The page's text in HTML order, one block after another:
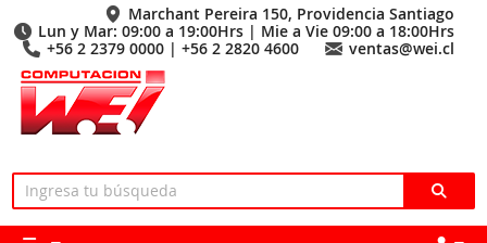
Marchant Pereira 150, Providencia Santiago
Lun y Mar: 09:00 a 19:00Hrs | Mie a Vie 09:00 a 18:00Hrs
+56 2 2379 0000 | +56 2 2820 4600
ventas@wei.cl